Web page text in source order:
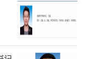
得体会编写教